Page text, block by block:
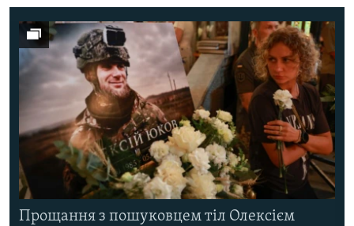
Прощання з пошуковцем тіл Олексієм